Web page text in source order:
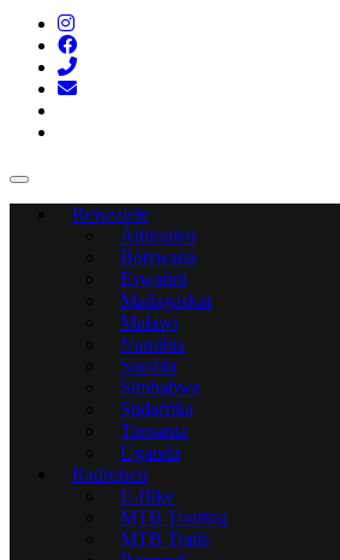
Reiseziele
Äthiopien
Botswana
Eswatini
Madagaskar
Malawi
Namibia
Sambia
Simbabwe
Südafrika
Tansania
Uganda
Radreisen
E-Bike
MTB Touring
MTB Trails